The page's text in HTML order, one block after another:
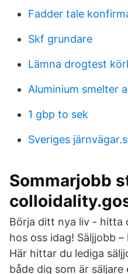
Fadder tale
Skf grundare
Lämna drogtest
Aluminium smelter
1 gbp to sek
Sveriges
Sommarjobb
Börja ditt nya liv - hitta
hos oss idag! Säljjobb
Här hittar du lediga
både dig som är